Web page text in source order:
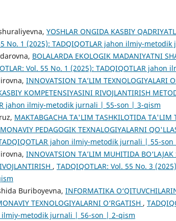
YOSHLAR ONGIDA KASBIY
No. 1 (2025): TADQIQOTLAR jahon ilmiy-
BOLALARDA EKOLOGIK MADANIYATNI
Vol. 55 No. 1 (2025): TADQIQOTLAR
INNOVATSION TA’LIM TEXNOLOGIYALARI
KOMPETENSIYASINI RIVOJLANTIRISH
jahon ilmiy-metodik jurnali | 55-son | 3-qism
MAKTABGACHA TA'LIM TASHKILOTIDA TA'LIM
PEDAGOGIK TEXNALOGIYALARNI
jahon ilmiy-metodik jurnali | 55-
INNOVATSION TA’LIM MUHITIDA
, TADQIQOTLAR: Vol. 55 No. 3
Buriboyevna, INFORMATIKA
TEXNOLOGIYALARNI O‘RGATISH ,
ilmiy-metodik jurnali | 56-son | 2-qism